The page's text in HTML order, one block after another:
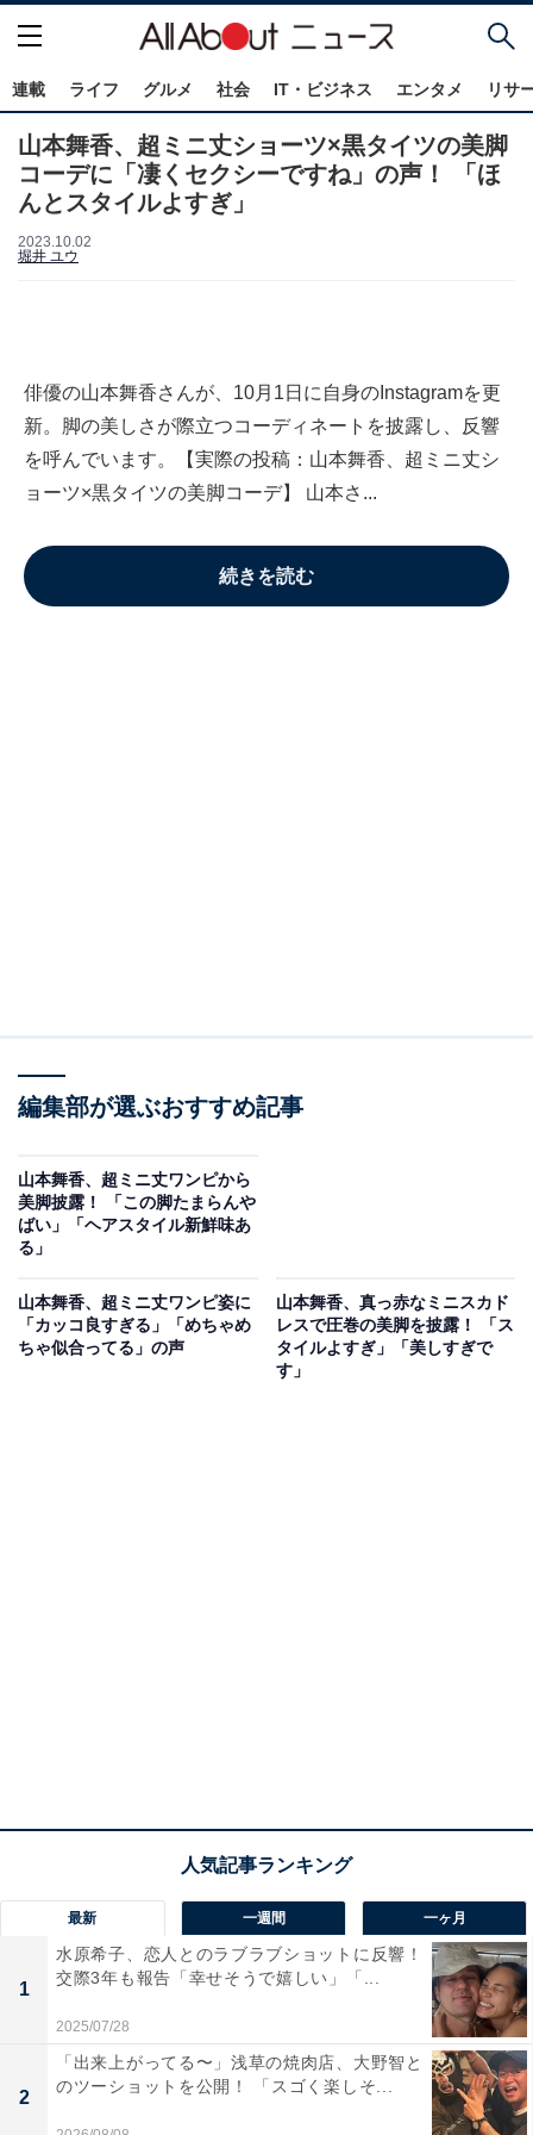
連載 ライフ グルメ 社会 IT・ビジネス エンタメ リサ
山本舞香、超ミニ丈ショーツ×黒タイツの美脚
コーデに「凄くセクシーですね」の声！ 「ほ
んとスタイルよすぎ」
2023.10.02
堀井 ユウ
俳優の山本舞香さんが、10月1日に自身のInstagramを更
新。脚の美しさが際立つコーディネートを披露し、反響
を呼んでいます。【実際の投稿：山本舞香、超ミニ丈シ
ョーツ×黒タイツの美脚コーデ】 山本さ...
続きを読む
編集部が選ぶおすすめ記事
山本舞香、超ミニ丈ワンピから
美脚披露！ 「この脚たまらんや
ばい」「ヘアスタイル新鮮味あ
る」
山本舞香、超ミニ丈ワンピ姿に
「カッコ良すぎる」「めちゃめ
ちゃ似合ってる」の声
山本舞香、真っ赤なミニスカド
レスで圧巻の美脚を披露！ 「ス
タイルよすぎ」「美しすぎで
す」
最新 一週間 一ヶ月
1
水原希子、恋人とのラブラブショットに反響！
交際3年も報告「幸せそうで嬉しい」「...
2025/07/28
2
「出来上がってる〜」浅草の焼肉店、大野智と
のツーショットを公開！ 「スゴく楽しそ...